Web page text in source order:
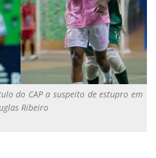
do CAP a suspeito de estupro em
Ribeiro